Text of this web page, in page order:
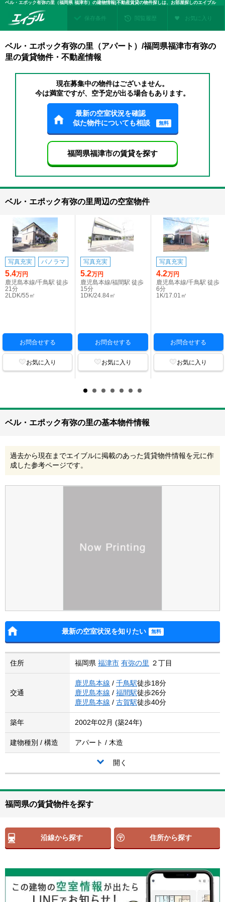
ベル・エポック有弥の里（福岡県 福津市）の建物情報|不動産賃貸の物件探しは、お部屋探しのエイブル
保存条件 閲覧履歴 お気に入り
ベル・エポック有弥の里（アパート）/福岡県福津市有弥の
里の賃貸物件・不動産情報
現在募集中の物件はございません。
今は満室ですが、空予定が出る場合もあります。
最新の空室状況を確認
似た物件についても相談
無料
福岡県福津市の賃貸を探す
ベル・エポック有弥の里周辺の空室物件
写真充実 パノラマ
5.4万円
鹿児島本線/千鳥駅 徒歩
21分
2LDK/55㎡
お問合せする
お気に入り
写真充実
5.2万円
鹿児島本線/福間駅 徒歩
15分
1DK/24.84㎡
お問合せする
お気に入り
写真充実
4.2万円
鹿児島本線/千鳥駅 徒歩
6分
1K/17.01㎡
お問合せする
お気に入り
ベル・エポック有弥の里の基本物件情報
過去から現在までエイブルに掲載のあった賃貸物件情報を元に作
成した参考ページです。
最新の空室状況を知りたい
住所 福岡県 福津市 有弥の里 ２丁目
交通
鹿児島本線 / 千鳥駅徒歩18分
鹿児島本線 / 福間駅徒歩26分
鹿児島本線 / 古賀駅徒歩40分
築年 2002年02月 (築24年)
建物種別 / 構造 アパート / 木造
開く
福岡県の賃貸物件を探す
沿線から探す 住所から探す